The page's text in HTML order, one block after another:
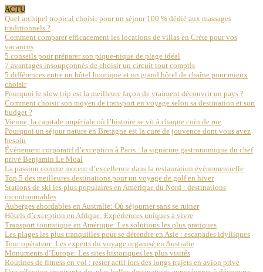
ACTU
Quel archipel tropical choisir pour un séjour 100 % dédié aux massages
traditionnels ?
Comment comparer efficacement les locations de villas en Crète pour vos
vacances
5 conseils pour préparer son pique-nique de plage idéal
7 avantages insoupçonnés de choisir un circuit tout compris
5 différences entre un hôtel boutique et un grand hôtel de chaîne pour mieux
choisir
Pourquoi le slow trip est la meilleure façon de vraiment découvrir un pays ?
Comment choisir son moyen de transport en voyage selon sa destination et son
budget ?
Vienne, la capitale impériale où l’histoire se vit à chaque coin de rue
Pourquoi un séjour nature en Bretagne est la cure de jouvence dont vous avez
besoin
Événement corporatif d’exception à Paris : la signature gastronomique du chef
privé Benjamin Le Moal
La passion comme moteur d’excellence dans la restauration événementielle
Top 5 des meilleures destinations pour un voyage de golf en hiver
Stations de ski les plus populaires en Amérique du Nord : destinations
incontournables
Auberges abordables en Australie: Où séjourner sans se ruiner
Hôtels d’exception en Afrique: Expériences uniques à vivre
Transport touristique en Amérique: Les solutions les plus pratiques
Les plages les plus tranquilles pour se détendre en Asie : escapades idylliques
Tour opérateur: Les experts du voyage organisé en Australie
Monuments d’Europe: Les sites historiques les plus visités
Routines de fitness en vol : rester actif lors des longs trajets en avion privé